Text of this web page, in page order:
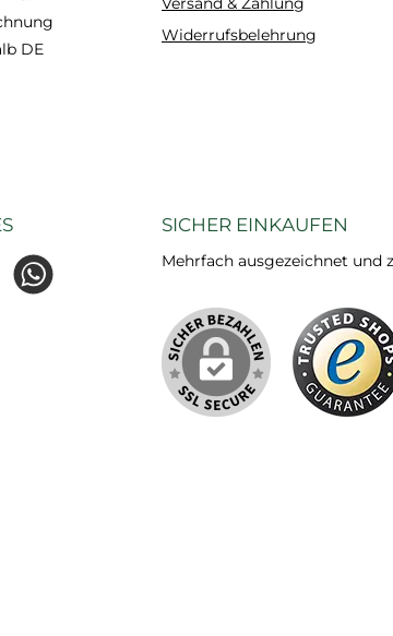
DE
Widerrufsbelehrung
WhatsApp
SICHER EINKAUFEN
Mehrfach ausgezeichnet und